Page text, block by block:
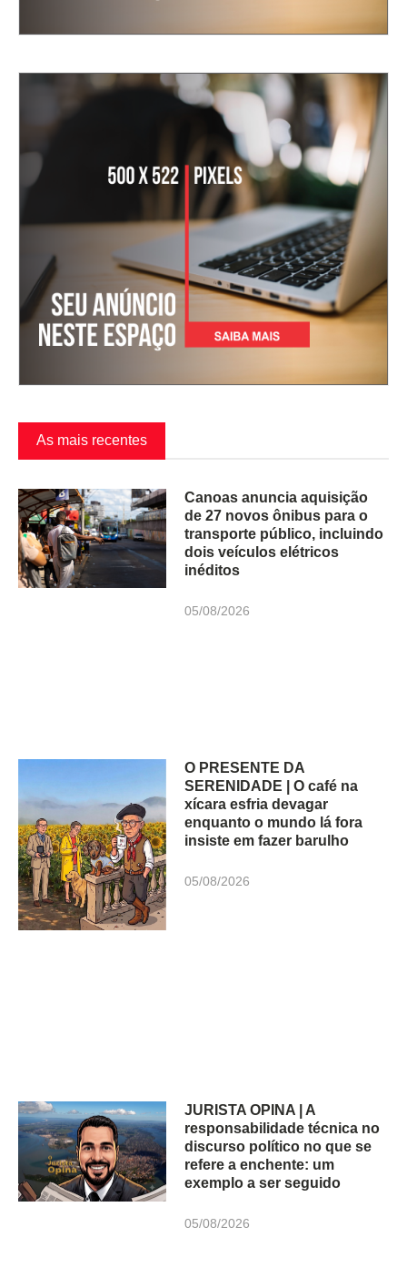
As mais recentes
Canoas anuncia aquisição
de 27 novos ônibus para o
transporte público, incluindo
dois veículos elétricos
inéditos
05/08/2026
O PRESENTE DA
SERENIDADE | O café na
xícara esfria devagar
enquanto o mundo lá fora
insiste em fazer barulho
05/08/2026
JURISTA OPINA | A
responsabilidade técnica no
discurso político no que se
refere a enchente: um
exemplo a ser seguido
05/08/2026